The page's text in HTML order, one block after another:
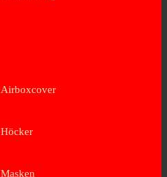
Airboxcover
Höcker
Masken